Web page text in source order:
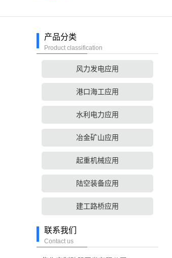
产品分类
Product classification
风力发电应用
港口海工应用
水利电力应用
冶金矿山应用
起重机械应用
陆空装备应用
建工路桥应用
联系我们
Contact us